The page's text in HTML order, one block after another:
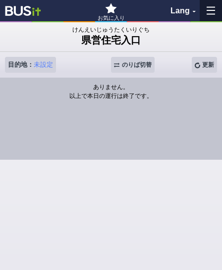
お気に入り
Lang
お気に入り
履歴
地図を見る
けんえいじゅうたくいりぐち
県営住宅入口
目的地： 未設定 更新
のりば切替
ありません。
以上で本日の運行は終了です。